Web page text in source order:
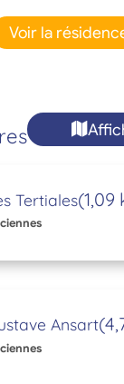
Voir la
Tertiales(1,09
Ansart